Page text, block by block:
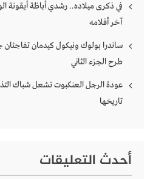
في ذكرى ميلاده.. رشدي أباظة أيقونة
آخر أفلامه
طرح الجزء الثاني
عودة الرجل العنكبوت تشعل شباك
تاريخها
أحدث التعليقات